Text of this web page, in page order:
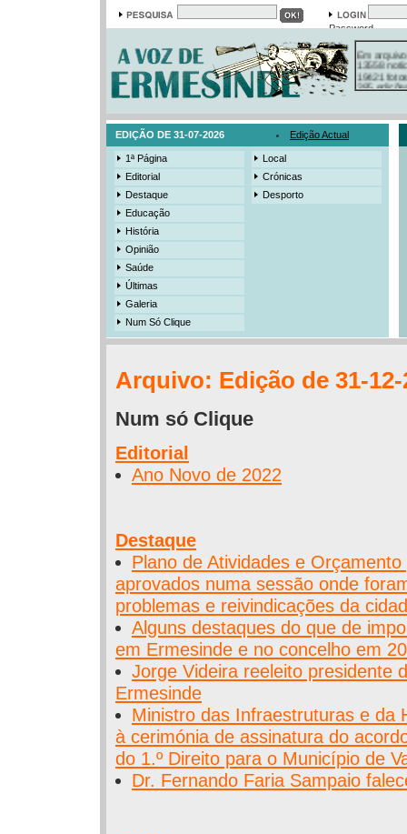
Password
13558
19421
385
3206
EDIÇÃO DE 31-07-2026 Edição Actual
1ª Página
Editorial
Destaque
Educação
História
Opinião
Saúde
Últimas
Galeria
Num Só Clique
Local
Crónicas
Desporto
Arquivo: Edição de 31-12-
Num só Clique
Editorial
Ano Novo de 2022
Destaque
Plano de Atividades e
aprovados numa sessão onde
problemas e reivindicações da
Alguns destaques do que de
em Ermesinde e no concelho em
Jorge Videira reeleito presidente
Ermesinde
Ministro das Infraestruturas e da
à cerimónia de assinatura do
do 1.º Direito para o Município de
Dr. Fernando Faria Sampaio